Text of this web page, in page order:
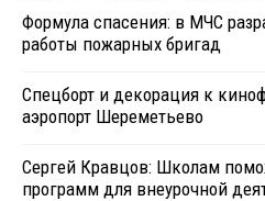
Формула спасения: в МЧС
работы пожарных бригад
Спецборт и декорация к
аэропорт Шереметьево
Сергей Кравцов: Школам
программ для внеурочной